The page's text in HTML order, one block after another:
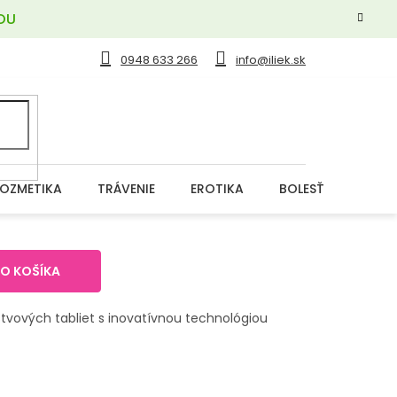
0948 633 266 info@iliek.sk
TRÁVENIE EROTIKA BOLESŤ
KOŠÍKA
tabliet s inovatívnou technológiou